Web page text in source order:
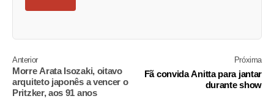
Anterior
Morre Arata Isozaki, oitavo
arquiteto japonês a vencer o
Pritzker, aos 91 anos
Próxima
Fã convida Anitta para jantar
durante show